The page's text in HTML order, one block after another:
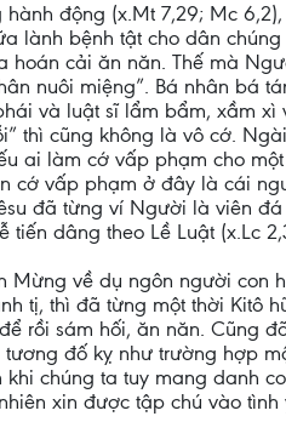
động (x.Mt 7,29; Mc
lành bệnh tật cho dân
cải ăn năn. Thế mà
nuôi miệng”. Bá nhân bá
và luật sĩ lẩm bẩm, xầm xì
thì cũng không là vô cớ.
ai làm cớ vấp phạm cho
cớ vấp phạm ở đây là cái
đã từng ví Người là viên
dâng theo Lề Luật (x.Lc
Mừng về dụ ngôn người con
tị, thì đã từng một thời Kitô
rồi sám hối, ăn năn. Cũng
đố kỵ như trường hợp
chúng ta tuy mang danh
xin được tập chú vào